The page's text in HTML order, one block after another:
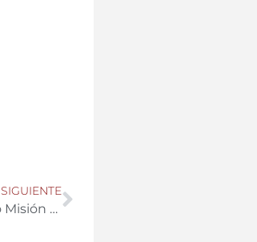
SIGUIENTE
Fran Antequera, responsable centro de emprendimiento Misión Agrotech Andalucía El Ejido